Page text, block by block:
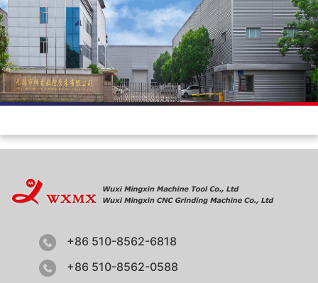
+86 510-8562-6818
+86 510-8562-0588